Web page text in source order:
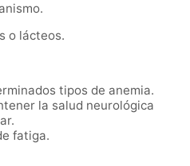
o lácteos.
tipos de anemia.
la salud neurológica
fatiga.